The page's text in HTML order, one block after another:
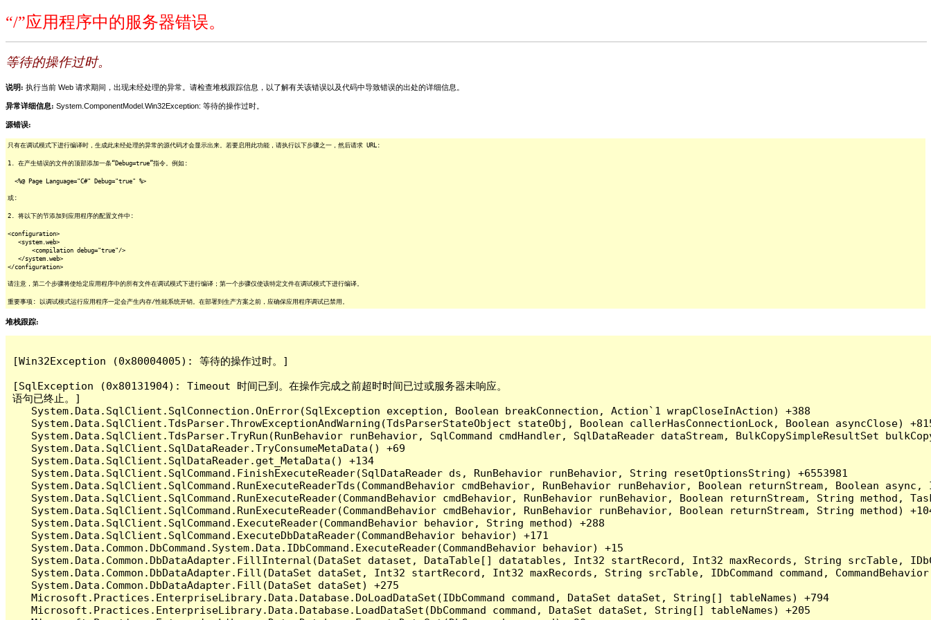
“/”应用程序中的服务器错误。
等待的操作过时。
说明: 执行当前 Web 请求期间，出现未经处理的异常。请检查堆栈跟踪信息，以了解有关该错误以及代码中导致错误的出处的详细信息。
异常详细信息: System.ComponentModel.Win32Exception: 等待的操作过时。
源错误:
只有在调试模式下进行编译时，生成此未经处理的异常的源代码才会显示出来。若要启用此功能，请执行以下步骤之一，然后请求 URL:
1. 在产生错误的文件的顶部添加一条“Debug=true”指令。例如:
<%@ Page Language="C#" Debug="true" %>
或:
2. 将以下的节添加到应用程序的配置文件中:
<configuration>
<system.web>
<compilation debug="true"/>
</system.web>
</configuration>
请注意，第二个步骤将使给定应用程序中的所有文件在调试模式下进行编译；第一个步骤仅使该特定文件在调试模式下进行编译。
重要事项: 以调试模式运行应用程序一定会产生内存/性能系统开销。在部署到生产方案之前，应确保应用程序调试已禁用。
堆栈跟踪:
[Win32Exception (0x80004005): 等待的操作过时。]
[SqlException (0x80131904): Timeout 时间已到。在操作完成之前超时时间已过或服务器未响应。
语句已终止。]
   System.Data.SqlClient.SqlConnection.OnError(SqlException exception, Boolean breakConnection, Action`1 wrapCloseInAction) +388
System.Data.SqlClient.TdsParser.ThrowExceptionAndWarning(TdsParserStateObject stateObj, Boolean callerHasConnectionLock, Boolean asyncClose)
System.Data.SqlClient.TdsParser.TryRun(RunBehavior runBehavior, SqlCommand cmdHandler, SqlDataReader dataStream, BulkCopySimpleResultSet
   System.Data.SqlClient.SqlDataReader.TryConsumeMetaData() +69
   System.Data.SqlClient.SqlDataReader.get_MetaData() +134
   System.Data.SqlClient.SqlCommand.FinishExecuteReader(SqlDataReader ds, RunBehavior runBehavior, String resetOptionsString) +6553981
System.Data.SqlClient.SqlCommand.RunExecuteReaderTds(CommandBehavior cmdBehavior, RunBehavior runBehavior, Boolean returnStream, Boolean
System.Data.SqlClient.SqlCommand.RunExecuteReader(CommandBehavior cmdBehavior, RunBehavior runBehavior, Boolean returnStream, String method,
System.Data.SqlClient.SqlCommand.RunExecuteReader(CommandBehavior cmdBehavior, RunBehavior runBehavior, Boolean returnStream, String method)
   System.Data.SqlClient.SqlCommand.ExecuteReader(CommandBehavior behavior, String method) +288
   System.Data.SqlClient.SqlCommand.ExecuteDbDataReader(CommandBehavior behavior) +171
   System.Data.Common.DbCommand.System.Data.IDbCommand.ExecuteReader(CommandBehavior behavior) +15
System.Data.Common.DbDataAdapter.FillInternal(DataSet dataset, DataTable[] datatables, Int32 startRecord, Int32 maxRecords, String srcTable,
System.Data.Common.DbDataAdapter.Fill(DataSet dataSet, Int32 startRecord, Int32 maxRecords, String srcTable, IDbCommand command,
   System.Data.Common.DbDataAdapter.Fill(DataSet dataSet) +275
   Microsoft.Practices.EnterpriseLibrary.Data.Database.DoLoadDataSet(IDbCommand command, DataSet dataSet, String[] tableNames) +794
   Microsoft.Practices.EnterpriseLibrary.Data.Database.LoadDataSet(DbCommand command, DataSet dataSet, String[] tableNames) +205